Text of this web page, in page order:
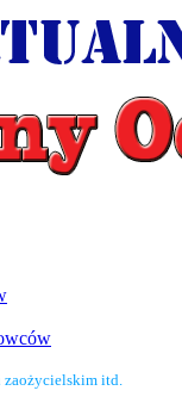
zaożycielskim itd.